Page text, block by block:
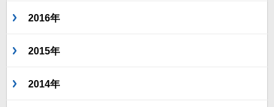
2016年
2015年
2014年